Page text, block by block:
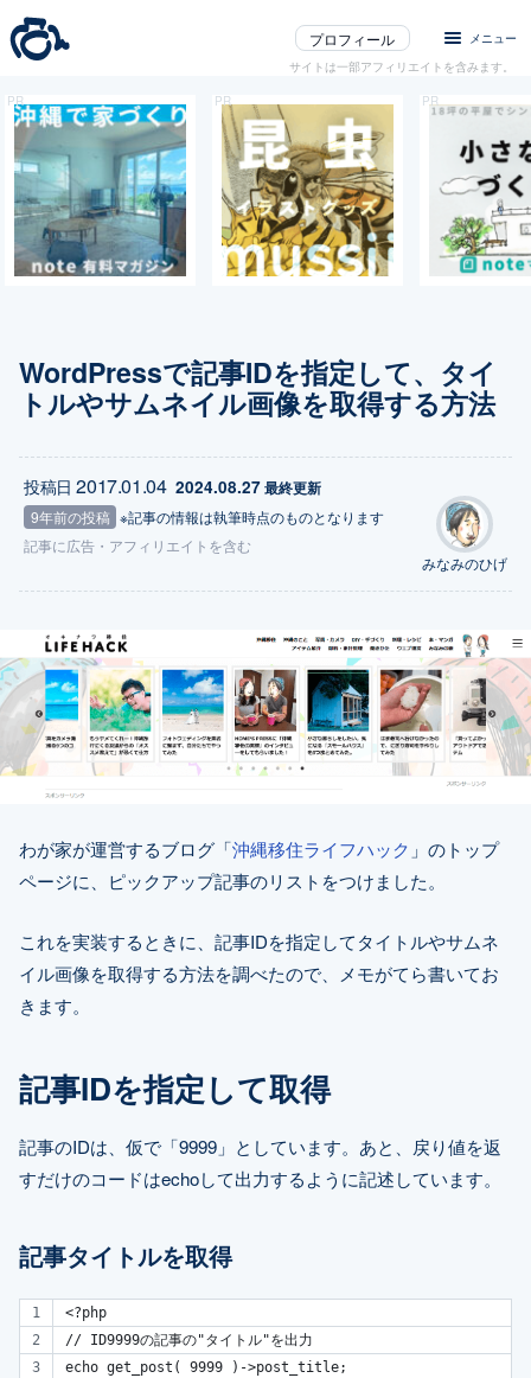
プロフィール
メニュー
サイトは一部アフィリエイトを含みます。
WordPressで記事IDを指定して、タイ
トルやサムネイル画像を取得する方法
投稿日2017.01.04 2024.08.27 最終更新
9年前の投稿 ※記事の情報は執筆時点のものとなります
記事に広告 ・アフィリエイトを含む
みなみのひげ
わが家が運営するブログ「沖縄移住ライフハック 」のトップ
ページに、ピックアップ記事のリストをつけました。
これを実装するときに、記事IDを指定してタイトルやサムネ
イル画像を取得する方法を調べたので、メモがてら書いてお
きます。
記事IDを指定して取得
記事のIDは、仮で「9999」としています。あと、戻り値を返
すだけのコードはechoして出力するように記述しています。
記事タイトルを取得
<?php
// ID9999の記事の"タイトル"を出力
echo get_post( 9999 )->post_title;